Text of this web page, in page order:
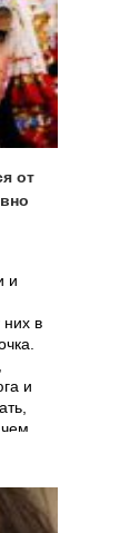
от
и
них в
и